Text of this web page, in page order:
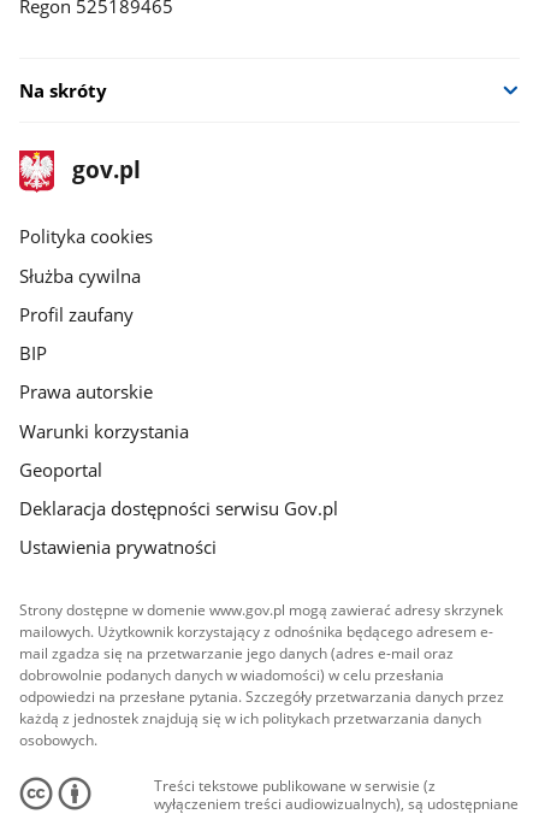
Regon 525189465
Na skróty
stopka
gov.pl
Strona
gov.pl
gov.pl
Polityka cookies
Służba cywilna
Profil zaufany
BIP
Prawa autorskie
Warunki korzystania
Geoportal
Deklaracja dostępności serwisu Gov.pl
Ustawienia prywatności
Strony dostępne w domenie www.gov.pl mogą zawierać adresy skrzynek
mailowych. Użytkownik korzystający z odnośnika będącego adresem e-
mail zgadza się na przetwarzanie jego danych (adres e-mail oraz
dobrowolnie podanych danych w wiadomości) w celu przesłania
odpowiedzi na przesłane pytania. Szczegóły przetwarzania danych przez
każdą z jednostek znajdują się w ich politykach przetwarzania danych
osobowych.
Treści tekstowe publikowane w serwisie (z
wyłączeniem treści audiowizualnych), są udostępniane